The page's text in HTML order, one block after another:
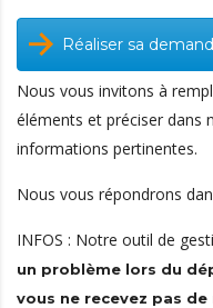
Réaliser sa
Nous vous invitons à
éléments et préciser dans
informations pertinentes.
Nous vous répondrons
INFOS : Notre outil de
un problème lors du
vous ne recevez pas